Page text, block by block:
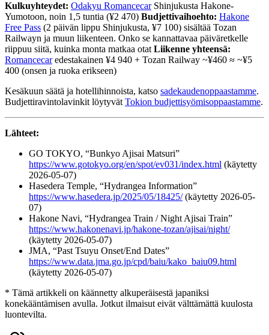
Kulkuyhteydet: Odakyu RomancecarShinjukusta Hakone-
Yumotoon, noin 1,5 tuntia (¥2 470) Budjettivaihoehto: Hakone
Free Pass (2 päivän lippu Shinjukusta, ¥7 100) sisältää Tozan
Railwayn ja muun liikenteen. Onko se kannattavaa päiväretkelle
riippuu siitä, kuinka monta matkaa otat Liikenne yhteensä:
Romancecaredestakainen ¥4 940 + Tozan Railway ~¥460 ≈ ~¥5
400 (onsen ja ruoka erikseen)
Kesäkuun säätä ja hotellihinnoista, katso sadekaudenoppaastamme.
Budjettiravintolavinkit löytyvät Tokion budjettisyömisoppaastamme.
Lähteet:
GO TOKYO, “Bunkyo Ajisai Matsuri”
https://www.gotokyo.org/en/spot/ev031/index.html (käytetty
2026-05-07)
Hasedera Temple, “Hydrangea Information”
https://www.hasedera.jp/2025/05/18425/(käytetty 2026-05-
07)
Hakone Navi, “Hydrangea Train / Night Ajisai Train”
https://www.hakonenavi.jp/hakone-tozan/ajisai/night/
(käytetty 2026-05-07)
JMA, “Past Tsuyu Onset/End Dates”
https://www.data.jma.go.jp/cpd/baiu/kako_baiu09.html
(käytetty 2026-05-07)
* Tämä artikkeli on käännetty alkuperäisestä japaniksi
konekääntämisen avulla. Jotkut ilmaisut eivät välttämättä kuulosta
luontevilta.